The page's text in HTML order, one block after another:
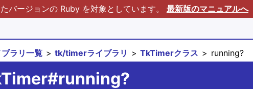
バージョンの Ruby を対象としています。 最新版のマニュアルへ
ラリ一覧 tk/timerライブラリ TkTimerクラス running?